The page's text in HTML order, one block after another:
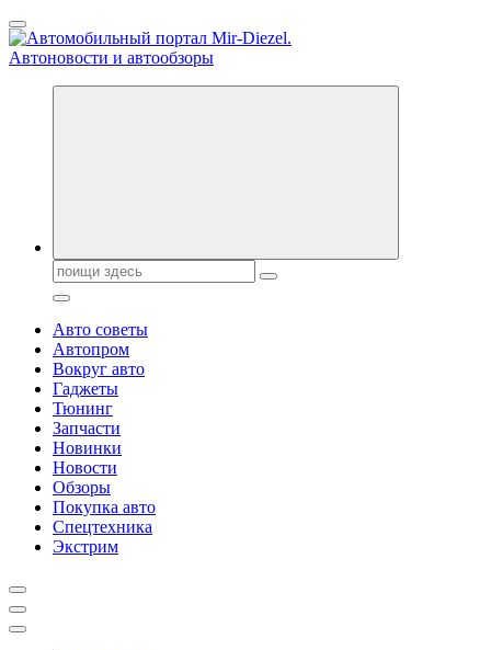
Перейти
к
содержанию
Справочник автомобилиста. Обзор новинок популярных
Поиск:
Авто советы
Автопром
Вокруг авто
Гаджеты
Тюнинг
Запчасти
Новинки
Новости
Обзоры
Покупка авто
Спецтехника
Экстрим